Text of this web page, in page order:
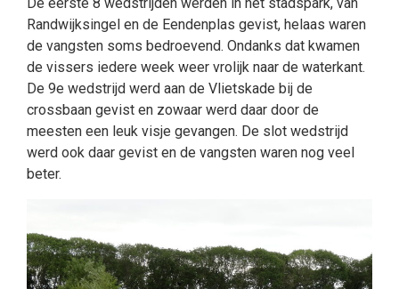
Randwijksingel en de Eendenplas gevist, helaas waren
de vangsten soms bedroevend. Ondanks dat kwamen
de vissers iedere week weer vrolijk naar de waterkant.
De 9e wedstrijd werd aan de Vlietskade bij de
crossbaan gevist en zowaar werd daar door de
meesten een leuk visje gevangen. De slot wedstrijd
werd ook daar gevist en de vangsten waren nog veel
beter.